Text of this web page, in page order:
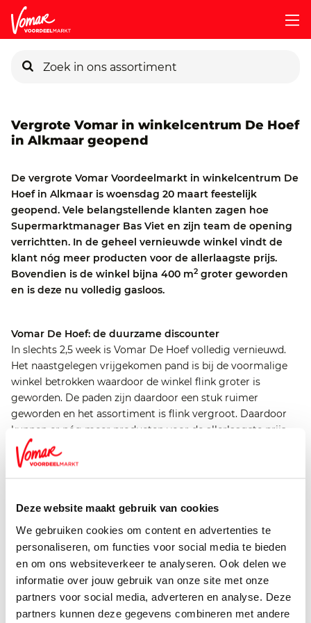
Deze website maakt gebruik van cookies
We gebruiken cookies om content en advertenties te
personaliseren, om functies voor social media te bieden
en om ons websiteverkeer te analyseren. Ook delen we
informatie over jouw gebruik van onze site met onze
partners voor social media, adverteren en analyse. Deze
partners kunnen deze gegevens combineren met andere
Pincode vergeten
Persoonlijk KIK-account
Vergrote Vomar in winkelcentrum De Hoef
in Alkmaar geopend
De vergrote Vomar Voordeelmarkt in winkelcentrum De
Hoef in Alkmaar is woensdag 20 maart feestelijk
geopend. Vele belangstellende klanten zagen hoe
Supermarktmanager Bas Viet en zijn team de opening
verrichtten. In de geheel vernieuwde winkel vindt de
klant nóg meer producten voor de allerlaagste prijs.
Bovendien is de winkel bijna 400 m2 groter geworden
en is deze nu volledig gasloos.
Vomar De Hoef: de duurzame discounter
In slechts 2,5 week is Vomar De Hoef volledig vernieuwd.
Het naastgelegen vrijgekomen pand is bij de voormalige
winkel betrokken waardoor de winkel flink groter is
geworden. De paden zijn daardoor een stuk ruimer
geworden en het assortiment is flink vergroot. Daardoor
kunnen er nóg meer producten voor de allerlaagste prijs
aangeboden worden.
Tijdens de verbouwing is er bovendien volop aandacht
Daardoor is de winkel nu volledig gasloos. Ook wordt er
door diverse initiatieven maar liefst 25% energie bespaard.
Extra openingsaanbiedingen
De opening werd gevierd met onder andere een gratis
XXL-feeststol voor de eerste duizend klanten en er werd
koffie met een verse croissant uitgedeeld.